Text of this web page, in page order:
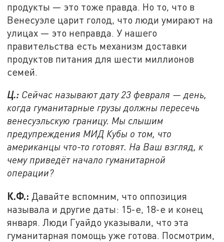
продукты — это тоже правда. Но то, что в
Венесуэле царит голод, что люди умирают на
улицах — это неправда. У нашего
правительства есть механизм доставки
продуктов питания для шести миллионов
семей.
Ц.: Сейчас называют дату 23 февраля — день,
когда гуманитарные грузы должны пересечь
венесуэльскую границу. Мы слышим
предупреждения МИД Кубы о том, что
американцы что-то готовят. На Ваш взгляд, к
чему приведёт начало гуманитарной
операции?
К.Ф.: Давайте вспомним, что оппозиция
называла и другие даты: 15-е, 18-е и конец
января. Люди Гуайдо указывали, что эта
гуманитарная помощь уже готова. Посмотрим,